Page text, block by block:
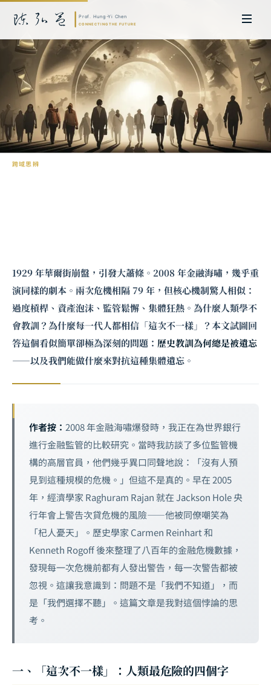
跨域思辨
1929 年華爾街崩盤，引發大蕭條。2008 年金融海嘯，幾乎重
演同樣的劇本。兩次危機相隔 79 年，但核心機制驚人相似：
過度槓桿、資產泡沫、監管鬆懈、集體狂熱。為什麼人類學不
會教訓？為什麼每一代人都相信「這次不一樣」？本文試圖回
答這個看似簡單卻極為深刻的問題： 歷史教訓為何總是被遺忘
——以及我們能做什麼來對抗這種集體遺忘。
作者按： 2008 年金融海嘯爆發時，我正在為世界銀行
進行金融監管的比較研究。當時我訪談了多位監管機
構的高層官員，他們幾乎異口同聲地說：「沒有人預
見到這種規模的危機。」但這不是真的。早在 2005
年，經濟學家 Raghuram Rajan 就在 Jackson Hole 央
行年會上警告次貸危機的風險——他被同僚嘲笑為
「杞人憂天」。歷史學家 Carmen Reinhart 和
Kenneth Rogoff 後來整理了八百年的金融危機數據，
發現每一次危機前都有人發出警告，每一次警告都被
忽視。這讓我意識到：問題不是「我們不知道」，而
是「我們選擇不聽」。這篇文章是我對這個悖論的思
考。
一、「這次不一樣」：人類最危險的四個字